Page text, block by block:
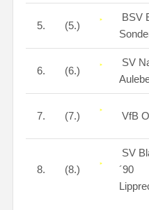
5. (5.)
BSV
6. (6.)
SV
7. (7.) VfB
8. (8.)
SV
´90